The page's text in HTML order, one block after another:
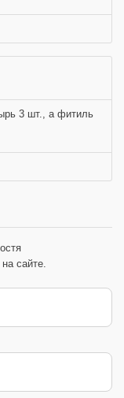
3 шт., а фитиль
на сайте.